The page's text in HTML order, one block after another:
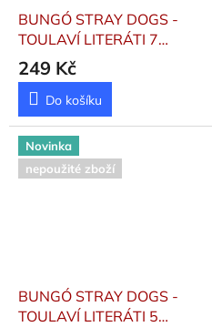
BUNGÓ STRAY DOGS -
TOULAVÍ LITERÁTI 7
Asagiri, Kafka ;
Harukawa, Sango
249 Kč
Do košíku
Novinka
nepoužité zboží
BUNGÓ STRAY DOGS -
TOULAVÍ LITERÁTI 5